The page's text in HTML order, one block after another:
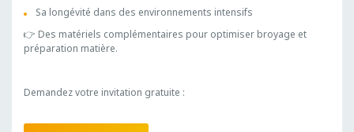
Sa longévité dans des environnements intensifs
👉 Des matériels complémentaires pour optimiser broyage et
préparation matière.
Demandez votre invitation gratuite :